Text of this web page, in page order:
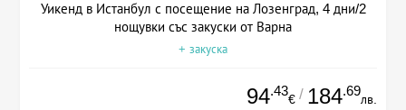
Уикенд в Истанбул с посещение на Лозенград, 4 дни/2
нощувки със закуски от Варна
+ закуска
94.43
€ / 184.69
лв.